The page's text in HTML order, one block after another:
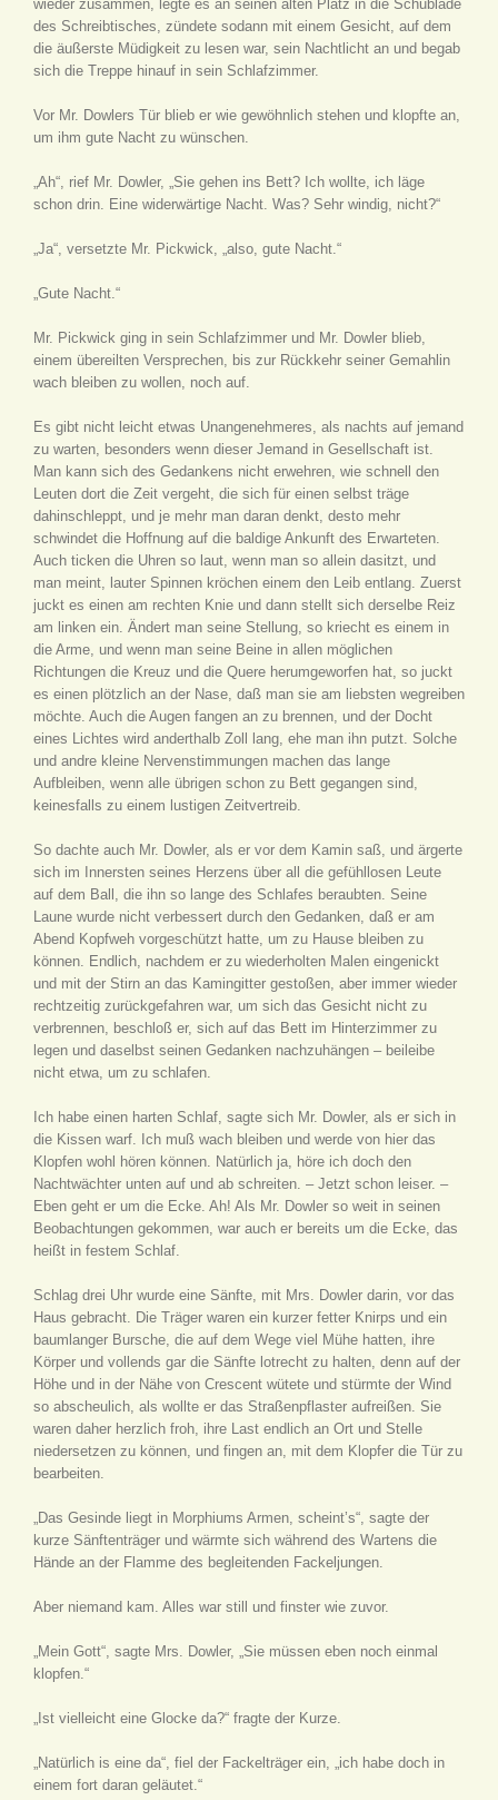
wieder zusammen, legte es an seinen alten Platz in die Schublade
des Schreibtisches, zündete sodann mit einem Gesicht, auf dem
die äußerste Müdigkeit zu lesen war, sein Nachtlicht an und begab
sich die Treppe hinauf in sein Schlafzimmer.
Vor Mr. Dowlers Tür blieb er wie gewöhnlich stehen und klopfte an,
um ihm gute Nacht zu wünschen.
„Ah“, rief Mr. Dowler, „Sie gehen ins Bett? Ich wollte, ich läge
schon drin. Eine widerwärtige Nacht. Was? Sehr windig, nicht?“
„Ja“, versetzte Mr. Pickwick, „also, gute Nacht.“
„Gute Nacht.“
Mr. Pickwick ging in sein Schlafzimmer und Mr. Dowler blieb,
einem übereilten Versprechen, bis zur Rückkehr seiner Gemahlin
wach bleiben zu wollen, noch auf.
Es gibt nicht leicht etwas Unangenehmeres, als nachts auf jemand
zu warten, besonders wenn dieser Jemand in Gesellschaft ist.
Man kann sich des Gedankens nicht erwehren, wie schnell den
Leuten dort die Zeit vergeht, die sich für einen selbst träge
dahinschleppt, und je mehr man daran denkt, desto mehr
schwindet die Hoffnung auf die baldige Ankunft des Erwarteten.
Auch ticken die Uhren so laut, wenn man so allein dasitzt, und
man meint, lauter Spinnen kröchen einem den Leib entlang. Zuerst
juckt es einen am rechten Knie und dann stellt sich derselbe Reiz
am linken ein. Ändert man seine Stellung, so kriecht es einem in
die Arme, und wenn man seine Beine in allen möglichen
Richtungen die Kreuz und die Quere herumgeworfen hat, so juckt
es einen plötzlich an der Nase, daß man sie am liebsten wegreiben
möchte. Auch die Augen fangen an zu brennen, und der Docht
eines Lichtes wird anderthalb Zoll lang, ehe man ihn putzt. Solche
und andre kleine Nervenstimmungen machen das lange
Aufbleiben, wenn alle übrigen schon zu Bett gegangen sind,
keinesfalls zu einem lustigen Zeitvertreib.
So dachte auch Mr. Dowler, als er vor dem Kamin saß, und ärgerte
sich im Innersten seines Herzens über all die gefühllosen Leute
auf dem Ball, die ihn so lange des Schlafes beraubten. Seine
Laune wurde nicht verbessert durch den Gedanken, daß er am
Abend Kopfweh vorgeschützt hatte, um zu Hause bleiben zu
können. Endlich, nachdem er zu wiederholten Malen eingenickt
und mit der Stirn an das Kamingitter gestoßen, aber immer wieder
rechtzeitig zurückgefahren war, um sich das Gesicht nicht zu
verbrennen, beschloß er, sich auf das Bett im Hinterzimmer zu
legen und daselbst seinen Gedanken nachzuhängen – beileibe
nicht etwa, um zu schlafen.
Ich habe einen harten Schlaf, sagte sich Mr. Dowler, als er sich in
die Kissen warf. Ich muß wach bleiben und werde von hier das
Klopfen wohl hören können. Natürlich ja, höre ich doch den
Nachtwächter unten auf und ab schreiten. – Jetzt schon leiser. –
Eben geht er um die Ecke. Ah! Als Mr. Dowler so weit in seinen
Beobachtungen gekommen, war auch er bereits um die Ecke, das
heißt in festem Schlaf.
Schlag drei Uhr wurde eine Sänfte, mit Mrs. Dowler darin, vor das
Haus gebracht. Die Träger waren ein kurzer fetter Knirps und ein
baumlanger Bursche, die auf dem Wege viel Mühe hatten, ihre
Körper und vollends gar die Sänfte lotrecht zu halten, denn auf der
Höhe und in der Nähe von Crescent wütete und stürmte der Wind
so abscheulich, als wollte er das Straßenpflaster aufreißen. Sie
waren daher herzlich froh, ihre Last endlich an Ort und Stelle
niedersetzen zu können, und fingen an, mit dem Klopfer die Tür zu
bearbeiten.
„Das Gesinde liegt in Morphiums Armen, scheint’s“, sagte der
kurze Sänftenträger und wärmte sich während des Wartens die
Hände an der Flamme des begleitenden Fackeljungen.
Aber niemand kam. Alles war still und finster wie zuvor.
„Mein Gott“, sagte Mrs. Dowler, „Sie müssen eben noch einmal
klopfen.“
„Ist vielleicht eine Glocke da?“ fragte der Kurze.
„Natürlich is eine da“, fiel der Fackelträger ein, „ich habe doch in
einem fort daran geläutet.“